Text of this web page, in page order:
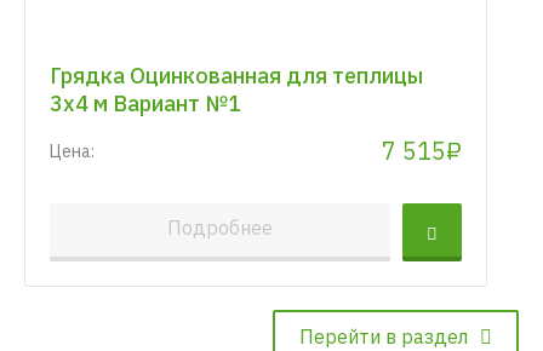
Грядка Оцинкованная для теплицы
3х4 м Вариант №1
Цена: 7 515₽
Подробнее
Перейти в раздел